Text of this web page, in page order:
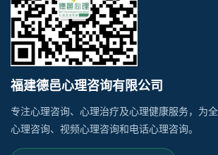
福建德邑心理咨询有限公司
专注心理咨询、心理治疗及心理健康服务，为
心理咨询、视频心理咨询和电话心理咨询。